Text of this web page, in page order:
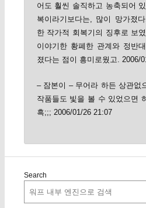
어도 훨씬 솔직하고 농축되어
복이라기보다는, 많이 망가졌
한 작가적 회복기의 징후로 보
이야기한 황폐한 관계와 정반
졌다는 점이 흥미로웠고. 2006/
– 잠본이 – 무어라 하든 상관없
작품들도 빛을 볼 수 있었으면
흑;;; 2006/01/26 21:07
Search